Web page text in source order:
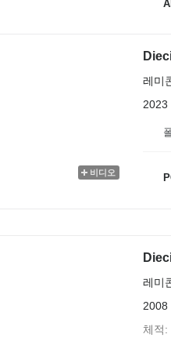
비디오
레미
2023
레미
2008
체적